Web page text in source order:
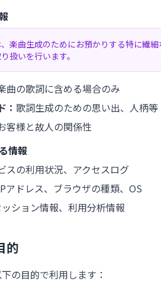
楽曲生成のためにお預かりする特に繊
扱いを行います。
曲の歌詞に含める場合のみ
： 歌詞生成のための思い出、人柄等
客様と故人の関係性
情報
スの利用状況、アクセスログ
アドレス、ブラウザの種類、OS
ション情報、利用分析情報
的
の目的で利用します：